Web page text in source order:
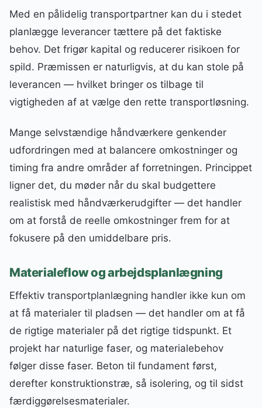
Med en pålidelig transportpartner kan du i stedet
planlægge leverancer tættere på det faktiske
behov. Det frigør kapital og reducerer risikoen for
spild. Præmissen er naturligvis, at du kan stole på
leverancen — hvilket bringer os tilbage til
vigtigheden af at vælge den rette transportløsning.
Mange selvstændige håndværkere genkender
udfordringen med at balancere omkostninger og
timing fra andre områder af forretningen. Princippet
ligner det, du møder når du skal budgettere
realistisk med håndværkerudgifter — det handler
om at forstå de reelle omkostninger frem for at
fokusere på den umiddelbare pris.
Materialeflow og arbejdsplanlægning
Effektiv transportplanlægning handler ikke kun om
at få materialer til pladsen — det handler om at få
de rigtige materialer på det rigtige tidspunkt. Et
projekt har naturlige faser, og materialebehov
følger disse faser. Beton til fundament først,
derefter konstruktionstræ, så isolering, og til sidst
færdiggørelsesmaterialer.